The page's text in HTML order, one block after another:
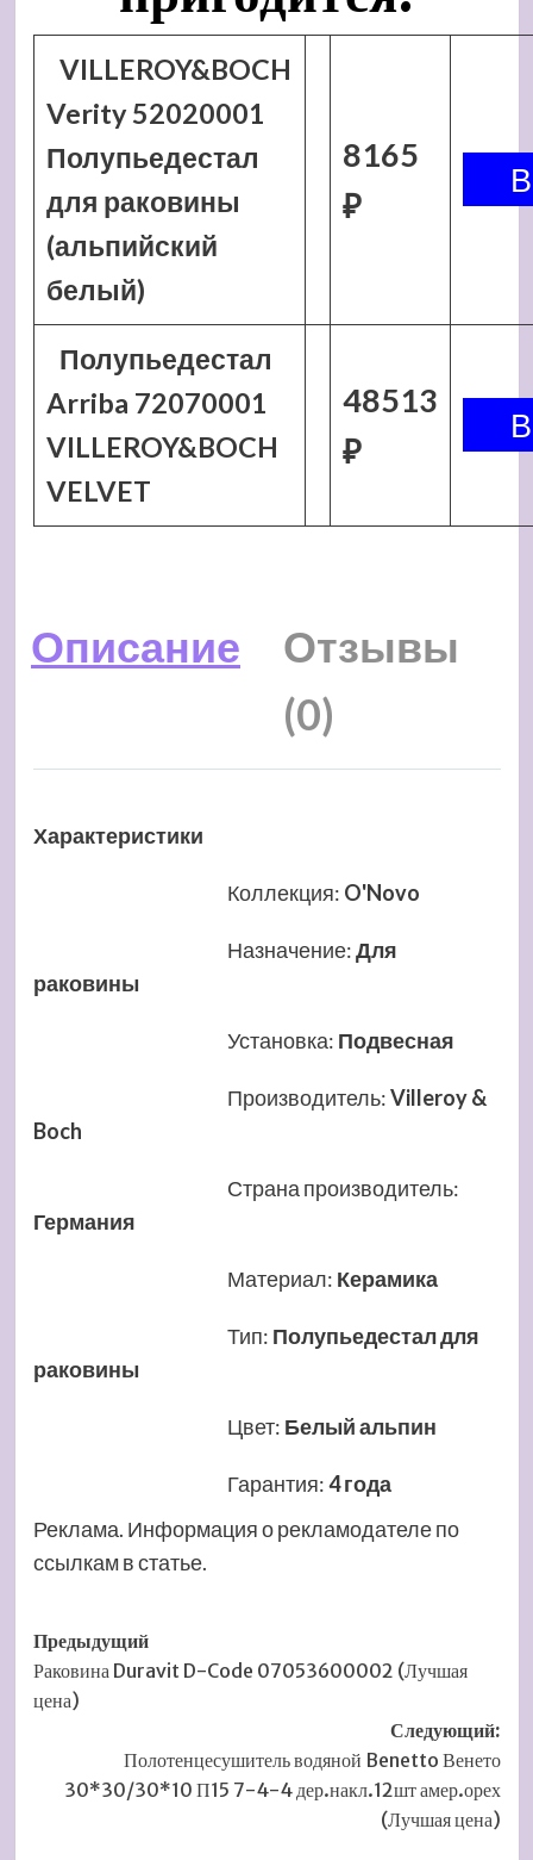
VILLEROY&BOCH
Verity 52020001
Полупьедестал
для раковины
(альпийский
белый)
8165
₽
Полупьедестал
Arriba 72070001
VILLEROY&BOCH
VELVET
48513
₽
Описание
Отзывы
(0)
Характеристики
Коллекция: O'Novo
Назначение:Для
раковины
Установка: Подвесная
Производитель:Villeroy &
Boch
Страна производитель:
Германия
Материал: Керамика
Тип: Полупьедестал для
раковины
Цвет: Белый альпин
Гарантия:4 года
Реклама. Информация о рекламодателе по
ссылкам в статье.
Навигация
записи
Предыдущий
Раковина Duravit D-Code 07053600002 (Лучшая
цена)
Следующий:
Полотенцесушитель водяной Benetto Венето
30*30/30*10 П15 7-4-4 дер.накл.12шт амер.орех
(Лучшая цена)